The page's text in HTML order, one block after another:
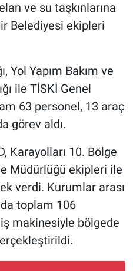
ve su taşkınlarına
Belediyesi ekipleri
Yol Yapım Bakım ve
ile TİSKİ Genel
63 personel, 13 araç
görev aldı.
Karayolları 10. Bölge
Müdürlüğü ekipleri ile
verdi. Kurumlar arası
toplam 106
makinesiyle bölgede